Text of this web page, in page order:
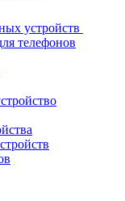
устройств
телефонов